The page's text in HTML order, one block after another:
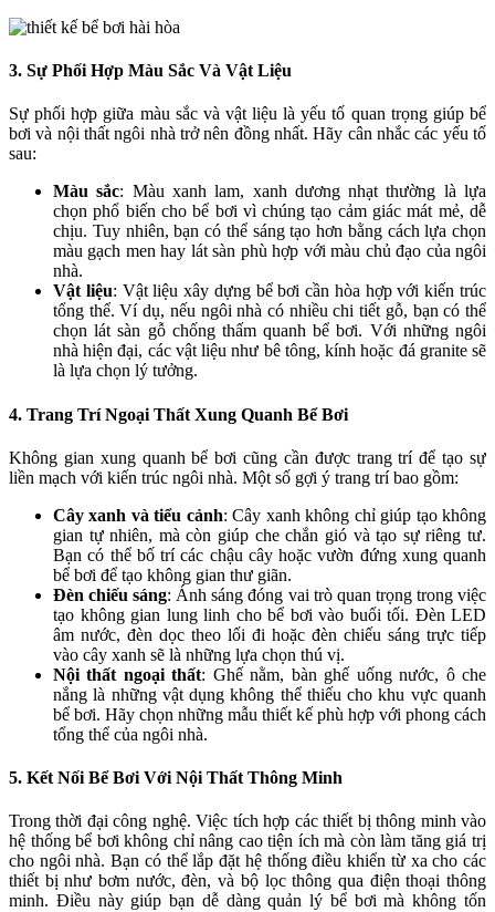
3. Sự Phối Hợp Màu Sắc Và Vật Liệu
Sự phối hợp giữa màu sắc và vật liệu là yếu tố quan trọng giúp bể
bơi và nội thất ngôi nhà trở nên đồng nhất. Hãy cân nhắc các yếu tố
sau:
Màu sắc: Màu xanh lam, xanh dương nhạt thường là lựa
chọn phổ biến cho bể bơi vì chúng tạo cảm giác mát mẻ, dễ
chịu. Tuy nhiên, bạn có thể sáng tạo hơn bằng cách lựa chọn
màu gạch men hay lát sàn phù hợp với màu chủ đạo của ngôi
nhà.
Vật liệu: Vật liệu xây dựng bể bơi cần hòa hợp với kiến trúc
tổng thể. Ví dụ, nếu ngôi nhà có nhiều chi tiết gỗ, bạn có thể
chọn lát sàn gỗ chống thấm quanh bể bơi. Với những ngôi
nhà hiện đại, các vật liệu như bê tông, kính hoặc đá granite sẽ
là lựa chọn lý tưởng.
4. Trang Trí Ngoại Thất Xung Quanh Bể Bơi
Không gian xung quanh bể bơi cũng cần được trang trí để tạo sự
liền mạch với kiến trúc ngôi nhà. Một số gợi ý trang trí bao gồm:
Cây xanh và tiểu cảnh: Cây xanh không chỉ giúp tạo không
gian tự nhiên, mà còn giúp che chắn gió và tạo sự riêng tư.
Bạn có thể bố trí các chậu cây hoặc vườn đứng xung quanh
bể bơi để tạo không gian thư giãn.
Đèn chiếu sáng: Ánh sáng đóng vai trò quan trọng trong việc
tạo không gian lung linh cho bể bơi vào buổi tối. Đèn LED
âm nước, đèn dọc theo lối đi hoặc đèn chiếu sáng trực tiếp
vào cây xanh sẽ là những lựa chọn thú vị.
Nội thất ngoại thất: Ghế nằm, bàn ghế uống nước, ô che
nắng là những vật dụng không thể thiếu cho khu vực quanh
bể bơi. Hãy chọn những mẫu thiết kế phù hợp với phong cách
tổng thể của ngôi nhà.
5. Kết Nối Bể Bơi Với Nội Thất Thông Minh
Trong thời đại công nghệ. Việc tích hợp các thiết bị thông minh vào
hệ thống bể bơi không chỉ nâng cao tiện ích mà còn làm tăng giá trị
cho ngôi nhà. Bạn có thể lắp đặt hệ thống điều khiển từ xa cho các
thiết bị như bơm nước, đèn, và bộ lọc thông qua điện thoại thông
minh. Điều này giúp bạn dễ dàng quản lý bể bơi mà không tốn